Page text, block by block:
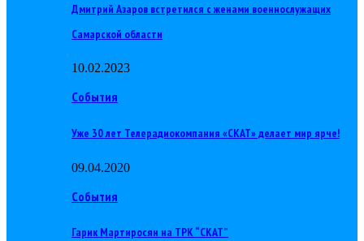
Дмитрий Азаров встретился с женами военнослужащих
Самарской области
10.02.2023
События
Уже 30 лет Телерадиокомпания «СКАТ» делает мир ярче!
09.04.2020
События
Гарик Мартиросян на ТРК “СКАТ”